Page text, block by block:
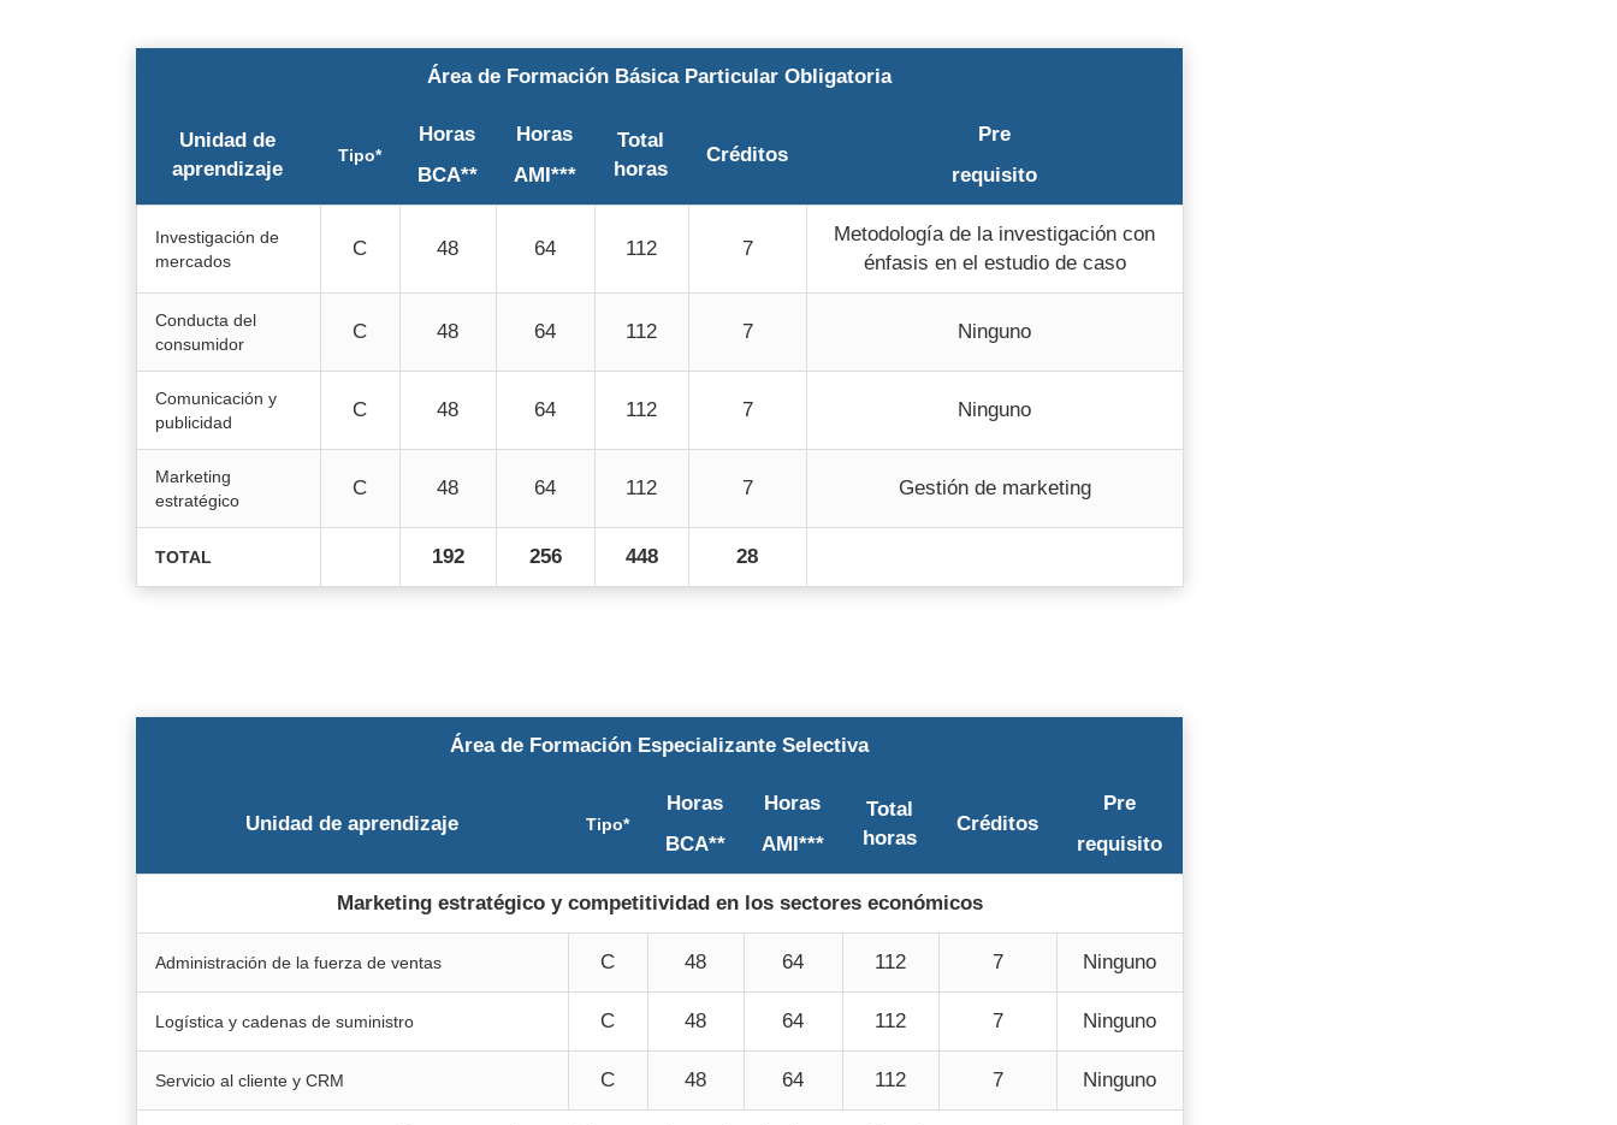
Área de Formación Básica Particular Obligatoria
Unidad de
aprendizaje
Tipo*
Horas
BCA**
Horas
AMI***
Total
horas
Créditos
Pre
requisito
Investigación de
mercados
C 48 64 112 7
Metodología de la investigación con
énfasis en el estudio de caso
Conducta del
consumidor
C 48 64 112 7 Ninguno
Comunicación y
publicidad
C 48 64 112 7 Ninguno
Marketing
estratégico
C 48 64 112 7 Gestión de marketing
TOTAL 192 256 448 28
Área de Formación Especializante Selectiva
Unidad de aprendizaje Tipo*
Horas
BCA**
Horas
AMI***
Total
horas
Créditos
Pre
requisito
Marketing estratégico y competitividad en los sectores económicos
Administración de la fuerza de ventas C 48 64 112 7 Ninguno
Logística y cadenas de suministro C 48 64 112 7 Ninguno
Servicio al cliente y CRM C 48 64 112 7 Ninguno